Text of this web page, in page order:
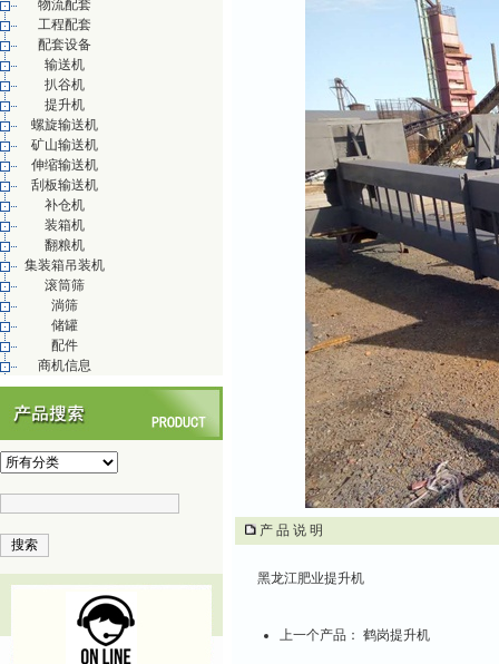
物流配套
工程配套
配套设备
输送机
扒谷机
提升机
螺旋输送机
矿山输送机
伸缩输送机
刮板输送机
补仓机
装箱机
翻粮机
集装箱吊装机
滚筒筛
淌筛
储罐
配件
商机信息
产 品 说 明
黑龙江肥业提升机
上一个产品： 鹤岗提升机